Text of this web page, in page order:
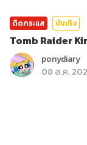
ติดกระแส บันเทิง
Tomb Raider
ponydiary
08 ส.ค.